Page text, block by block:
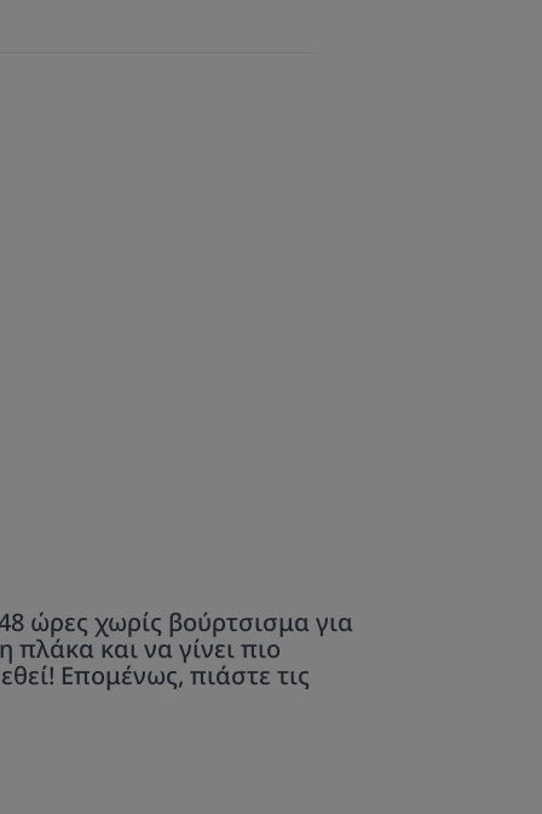
ώρες χωρίς βούρτσισμα για
πλάκα και να γίνει πιο
Επομένως, πιάστε τις